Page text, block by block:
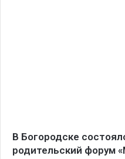
В Богородске
родительский форум